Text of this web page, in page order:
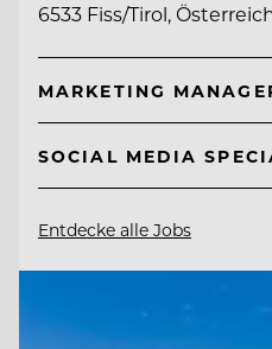
6533 Fiss/Tirol,
MARKETING
SOCIAL MEDIA
Entdecke alle Jobs